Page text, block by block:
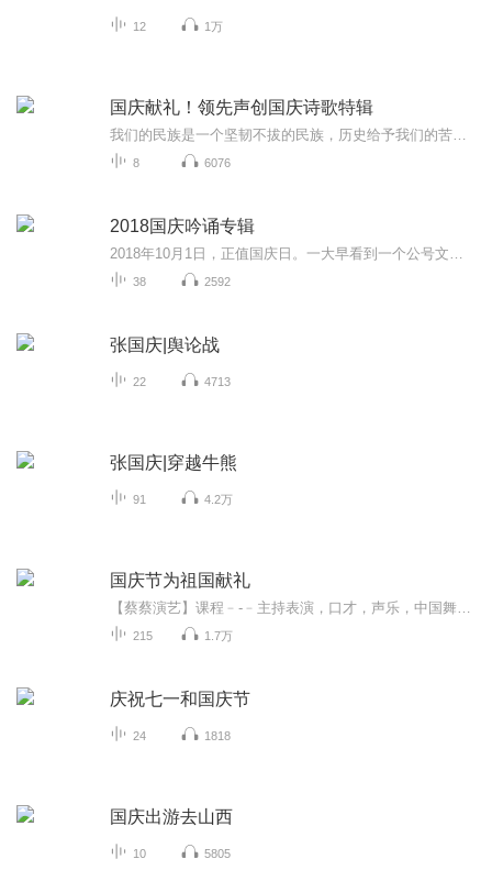
12 1万
国庆献礼！领先声创国庆诗歌特辑
8 6076
2018国庆吟诵专辑
38 2592
张国庆|舆论战
22 4713
张国庆|穿越牛熊
91 4.2万
国庆节为祖国献礼
215 1.7万
庆祝七一和国庆节
24 1818
国庆出游去山西
10 5805